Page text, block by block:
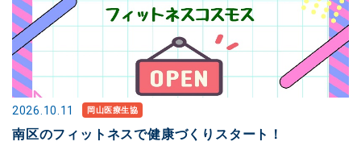
2026.10.11 岡山医療生協
南区のフィットネスで健康づくりスタート！